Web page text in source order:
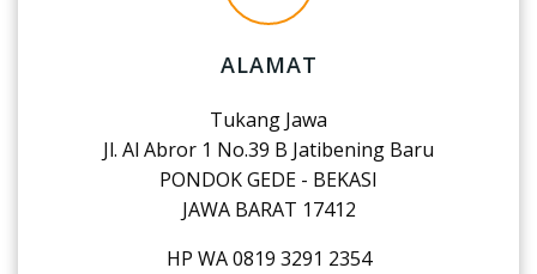
ALAMAT
Tukang Jawa
Jl. Al Abror 1 No.39 B Jatibening Baru
PONDOK GEDE - BEKASI
JAWA BARAT 17412
HP WA 0819 3291 2354